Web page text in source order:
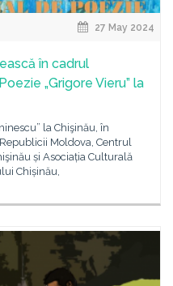
27 May 2024
în cadrul
„Grigore Vieru” la
la Chişinău, în
Moldova, Centrul
și Asociația Culturală
Chișinău,